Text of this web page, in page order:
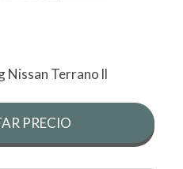
Nissan Terrano ll
PRECIO